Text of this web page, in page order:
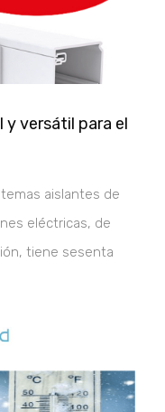
y versátil para el
aislantes de
eléctricas, de
tiene sesenta